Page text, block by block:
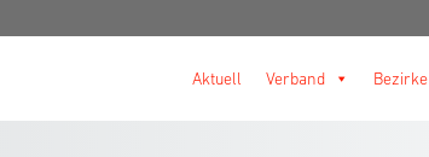
Aktuell Verband Bezirke